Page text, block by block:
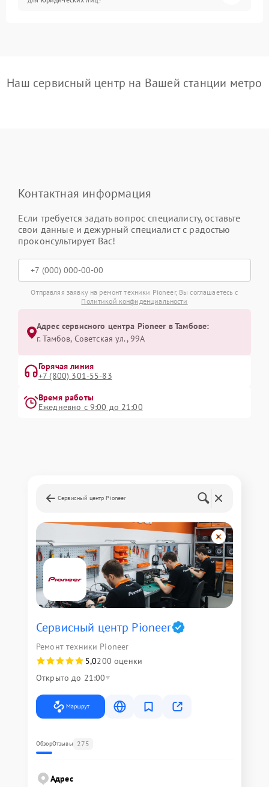
Наш сервисный центр на Вашей станции метро
Контактная информация
Если требуется задать вопрос специалисту, оставьте
свои данные и дежурный специалист с радостью
проконсультирует Вас!
Отправляя заявку на ремонт техники Pioneer, Вы соглашаетесь с
Политикой конфиденциальности
Адрес сервисного центра Pioneer в Тамбове:
г. Тамбов, Советская ул., 99А
Горячая линия
+7 (800) 301-55-83
Время работы
Ежедневно с 9:00 до 21:00
Сервисный центр Pioneer
Сервисный центр Pioneer
Ремонт техники Pioneer
5,0200 оценки
Открыто до 21:00
Маршрут
ОбзорОтзывы 275
Адрес